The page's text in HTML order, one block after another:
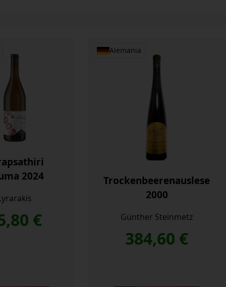
2024
€
Alemania
Trockenbeerenauslese
2000
Günther Steinmetz
384,60 €